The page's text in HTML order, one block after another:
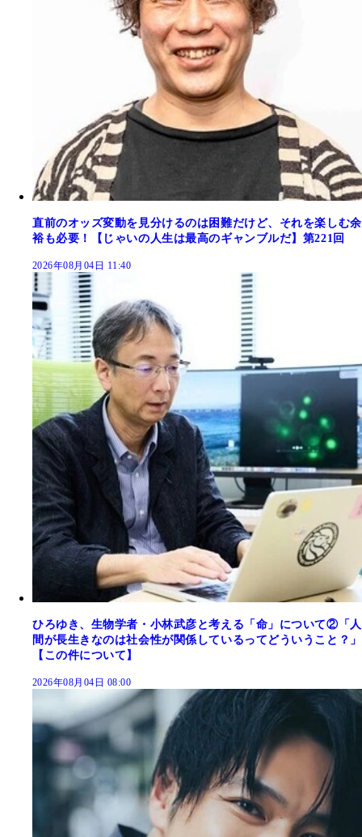
直前のオッズ変動を見分けるのは困難だけど、それを楽しむ余
裕も必要！【じゃいの人生は最高のギャンブルだ】第221回
2026年08月04日 11:40
ひろゆき、生物学者・小林武彦と考える「命」について②「人
間が長生きなのは社会性が関係しているってどういうこと？」
【この件について】
2026年08月04日 08:00